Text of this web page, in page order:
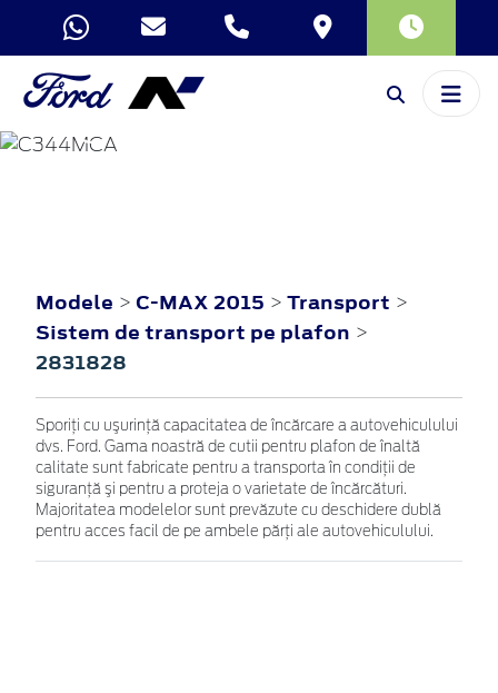
C-MAX
Modele > C-MAX 2015 > Transport >
Sistem de transport pe plafon >
2831828
Sporiţi cu uşurinţă capacitatea de încărcare a autovehiculului
dvs. Ford. Gama noastră de cutii pentru plafon de înaltă
calitate sunt fabricate pentru a transporta în condiţii de
siguranţă şi pentru a proteja o varietate de încărcături.
Majoritatea modelelor sunt prevăzute cu deschidere dublă
pentru acces facil de pe ambele părţi ale autovehiculului.